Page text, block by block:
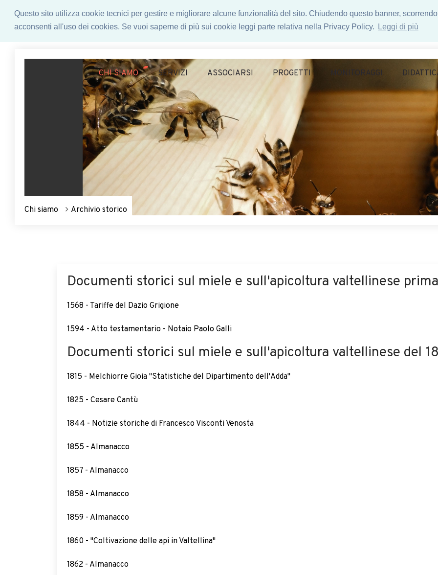
Questo sito utilizza cookie tecnici per gestire e migliorare alcune funzionalità del sito. Chiudendo questo banner,
acconsenti all'uso dei cookies. Se vuoi saperne di più sui cookie leggi parte relativa nella Privacy Policy.
Leggi di più
CHI SIAMO SERVIZI ASSOCIARSI PROGETTI MONITORAGGI
Chi siamo Archivio storico
Documenti storici sul miele e sull'apicoltura valtellinese
1568 - Tariffe del Dazio Grigione
1594 - Atto testamentario - Notaio Paolo Galli
Documenti storici sul miele e sull'apicoltura valtellinese del
1815 - Melchiorre Gioia "Statistiche del Dipartimento dell'Adda"
1825 - Cesare Cantù
1844 - Notizie storiche di Francesco Visconti Venosta
1855 - Almanacco
1857 - Almanacco
1858 - Almanacco
1859 - Almanacco
1860 - "Coltivazione delle api in Valtellina"
1862 - Almanacco